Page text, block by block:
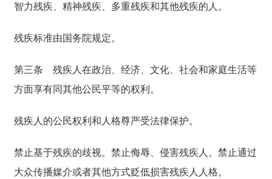
智力残疾、精神残疾、多重残疾和其他残疾的人。
残疾标准由国务院规定。
第三条 残疾人在政治、经济、文化、社会和家庭生活等
方面享有同其他公民平等的权利。
残疾人的公民权利和人格尊严受法律保护。
禁止基于残疾的歧视。禁止侮辱、侵害残疾人。禁止通过
大众传播媒介或者其他方式贬低损害残疾人人格。